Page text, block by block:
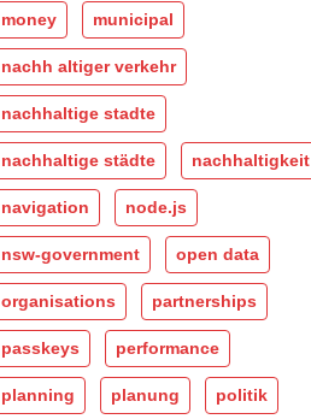
money municipal
nachh altiger verkehr
nachhaltige stadte
nachhaltige städte nachhaltigkeit
navigation node.js
nsw-government open data
organisations partnerships
passkeys performance
planning planung politik